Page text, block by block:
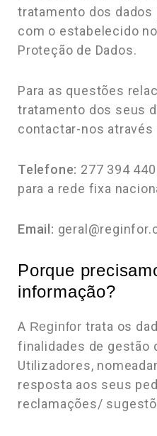
tratamento dos
com o estabelecido
Proteção de Dados.
Para as questões
tratamento dos seus
contactar-nos
Telefone: 277 394
para a rede fixa
Email:
Porque
informação?
A Reginfor trata os
finalidades de gestão
Utilizadores,
resposta aos seus
reclamações/